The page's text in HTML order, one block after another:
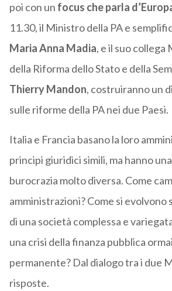
poi con un focus che parla
11.30, il Ministro della PA e
Maria Anna Madia, e il suo
della Riforma dello Stato e della
Thierry Mandon, costruiranno un
sulle riforme della PA nei due Paesi.
Italia e Francia basano la loro
principi giuridici simili, ma hanno
burocrazia molto diversa. Come
amministrazioni? Come si evolvono
di una società complessa e
una crisi della finanza pubblica
permanente? Dal dialogo tra i due
risposte.